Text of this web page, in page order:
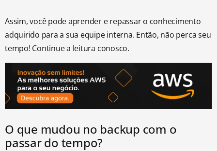
Assim, você pode aprender e repassar o conhecimento
adquirido para a sua equipe interna. Então, não perca seu
tempo! Continue a leitura conosco.
O que mudou no backup com o
passar do tempo?